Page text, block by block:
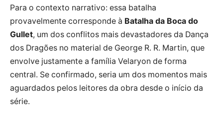
Para o contexto narrativo: essa batalha
provavelmente corresponde à Batalha da Boca do
Gullet, um dos conflitos mais devastadores da Dança
dos Dragões no material de George R. R. Martin, que
envolve justamente a família Velaryon de forma
central. Se confirmado, seria um dos momentos mais
aguardados pelos leitores da obra desde o início da
série.